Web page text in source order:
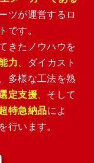
ツが運営するロ
です。
きたノウハウを
力 、ダイカスト
多様な工法を熟
定支援 、そして
特急納品によ
行います。